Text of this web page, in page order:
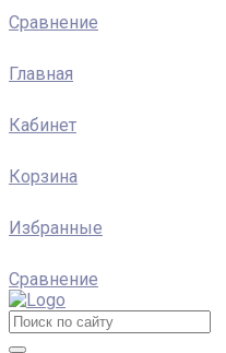
Сравнение
Главная
Кабинет
Корзина
Избранные
Сравнение